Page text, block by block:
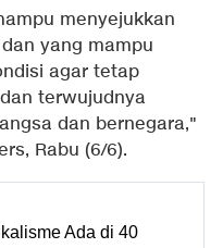
menyejukkan
yang mampu
agar tetap
terwujudnya
dan bernegara,"
Rabu (6/6).
Ada di 40